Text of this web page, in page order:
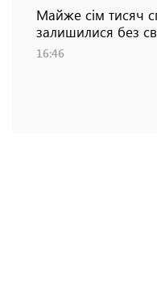
Майже сім тисяч
залишилися без
16:46